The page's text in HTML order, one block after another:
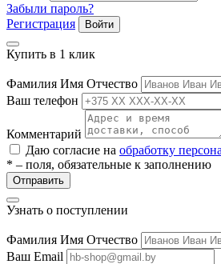
Забыли пароль?
Регистрация
Войти
Купить в 1 клик
Фамилия Имя Отчество
Ваш телефон
Комментарий
Даю согласие на обработку
* – поля, обязательные к заполнению
Отправить
Узнать о поступлении
Фамилия Имя Отчество
Ваш Email